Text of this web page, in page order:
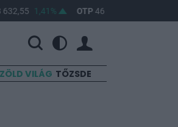
1,41% OTP46 890
ZÖLD VILÁG TŐZSDE